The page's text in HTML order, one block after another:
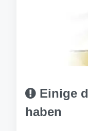
Einige
haben